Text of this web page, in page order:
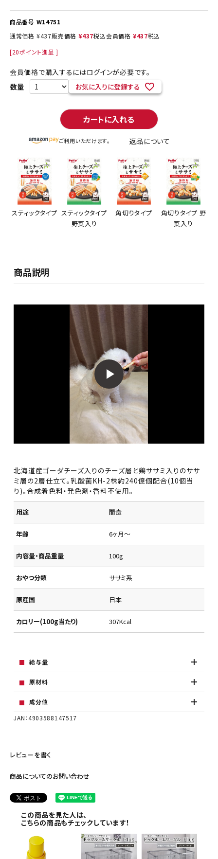
商品番号 W14751
通常価格 ¥437販売価格 ¥437税込会員価格 ¥437税込
[20ポイント進呈 ]
会員価格で購入するにはログインが必要です。
お気に入りに登録する
カートに入れる
ご利用いただけます。 返品について
スティックタイプ スティックタイプ
野菜入り
角切りタイプ
角切りタイプ 野
菜入り
商品説明
北海道産ゴーダチーズ入りのチーズ層と鶏ササミ入りのササ
ミ層の2層仕立て。乳酸菌KH-2株約240億個配合(10個当
り)。合成着色料・発色剤・香料不使用。
用途 間食
年齢 6ヶ月～
内容量・商品重量 100g
おやつ分類 ササミ系
原産国 日本
カロリー(100g当たり) 307Kcal
給与量
原材料
成分値
JAN：4903588147517
レビューを書く
商品についてのお問い合わせ
この商品を見た人は、
こちらの商品もチェックしています！